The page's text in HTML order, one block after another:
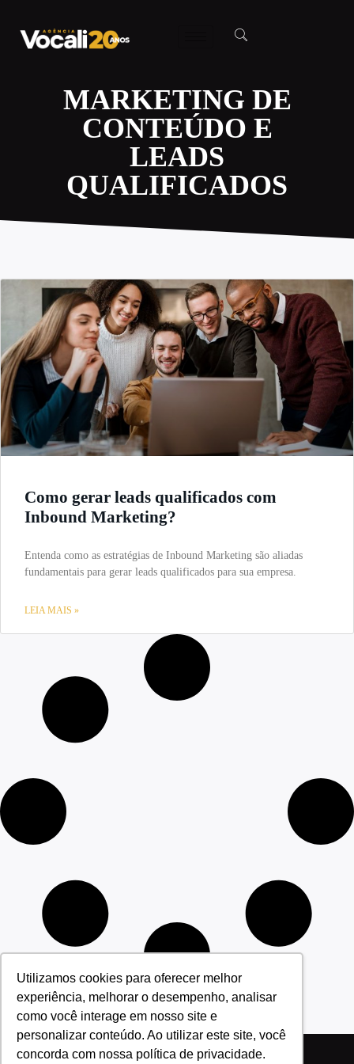
Utilizamos cookies para oferecer melhor
experiência, melhorar o desempenho, analisar
como você interage em nosso site e
personalizar conteúdo. Ao utilizar este site, você
concorda com nossa política de privacidade.
MARKETING DE
CONTEÚDO E
LEADS
QUALIFICADOS
Como gerar leads qualificados com
Inbound Marketing?
Entenda como as estratégias de Inbound Marketing são aliadas
fundamentais para gerar leads qualificados para sua empresa.
LEIA MAIS »